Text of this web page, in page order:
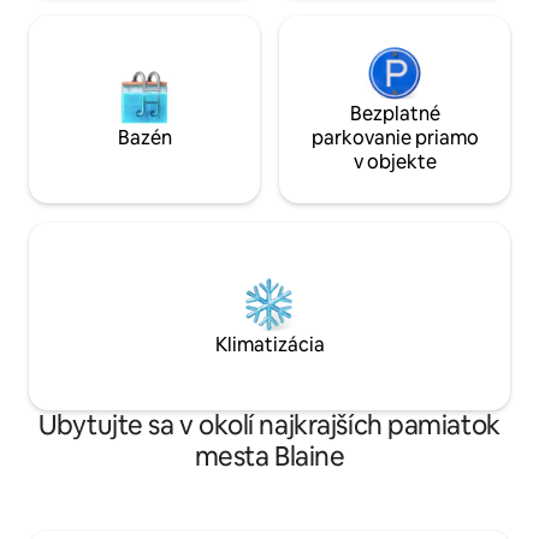
Bazén
Bezplatné
parkovanie priamo
v objekte
Klimatizácia
Ubytujte sa v okolí najkrajších pamiatok
mesta Blaine